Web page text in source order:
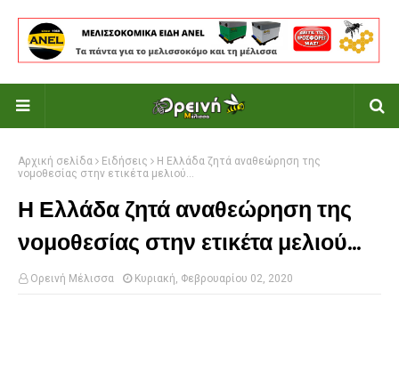
Αρχική σελίδα Ειδήσεις
Η Ελλάδα ζητά αναθεώρηση της
νομοθεσίας στην ετικέτα μελιού...
Η Ελλάδα ζητά αναθεώρηση της
νομοθεσίας στην ετικέτα μελιού...
Ορεινή Μέλισσα Κυριακή, Φεβρουαρίου 02, 2020